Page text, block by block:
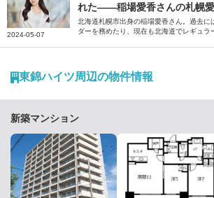
2024-05-07
れた――稲場愛香さんの札幌愛
北海道札幌市出身の稲場愛香さん。過去に
ダーを務めたり、現在も北海道でレギュラ
東錦ハイツ周辺の物件情報
新築マンション